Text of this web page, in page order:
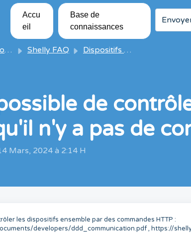
Accu
eil
Base de
connaissances
Shelly FAQ Dispositifs Shelly FAQ
de
n'y a pas de
Mars, 2024 à 2:14 H
les dispositifs ensemble par des commandes HTTP :
developers/ddd_communication.pdf , https://